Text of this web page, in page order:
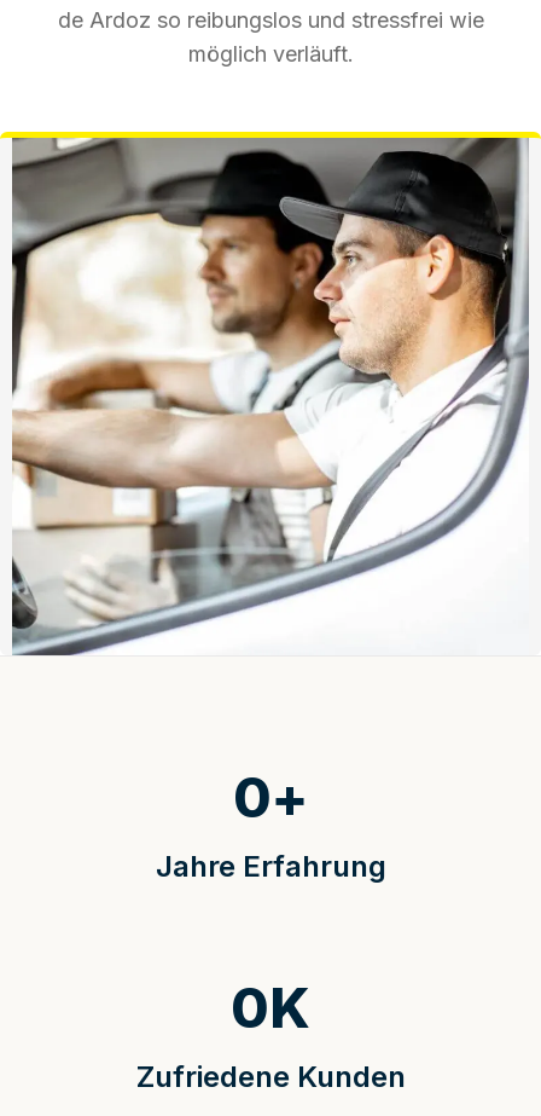
de Ardoz so reibungslos und stressfrei wie
möglich verläuft.
Jahre Erfahrung
0+
Zufriedene Kunden
0K